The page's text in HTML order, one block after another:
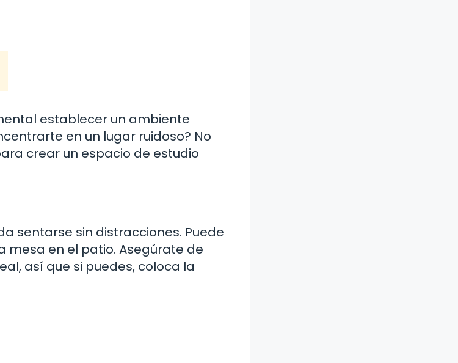
establecer un ambiente
en un lugar ruidoso? No
crear un espacio de estudio
sentarse sin distracciones. Puede
mesa en el patio. Asegúrate de
así que si puedes, coloca la